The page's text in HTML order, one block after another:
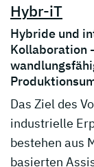
Hybr-iT
Hybride und
Kollaboration
Das Ziel des
industrielle
bestehen aus
basierten